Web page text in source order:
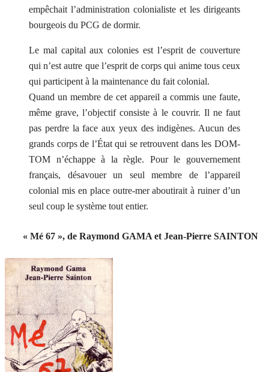
empêchait l’administration colonialiste et les dirigeants
bourgeois du PCG de dormir.
Le mal capital aux colonies est l’esprit de couverture
qui n’est autre que l’esprit de corps qui anime tous ceux
qui participent à la maintenance du fait colonial.
Quand un membre de cet appareil a commis une faute,
même grave, l’objectif consiste à le couvrir. Il ne faut
pas perdre la face aux yeux des indigènes. Aucun des
grands corps de l’État qui se retrouvent dans les DOM-
TOM n’échappe à la règle. Pour le gouvernement
français, désavouer un seul membre de l’appareil
colonial mis en place outre-mer aboutirait à ruiner d’un
seul coup le système tout entier.
« Mé 67 », de Raymond GAMA et Jean-Pierre SAINTON